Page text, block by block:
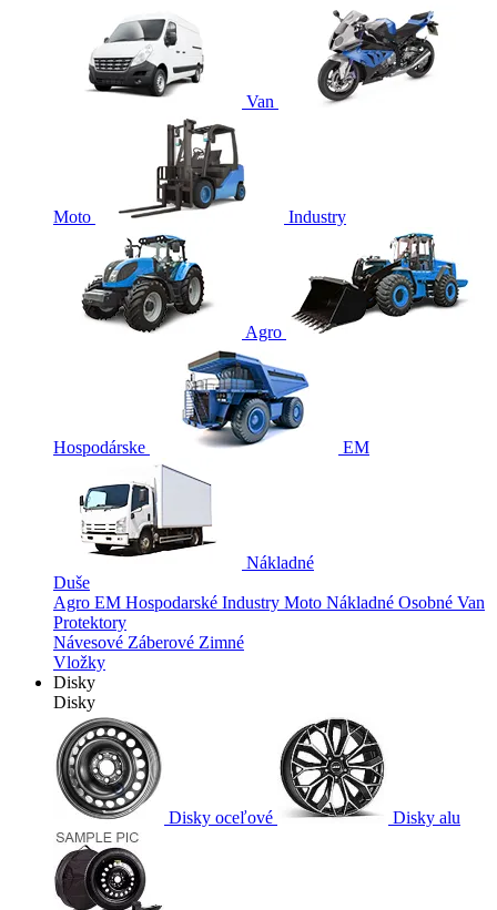
Van
Moto Industry
Agro
Hospodárske EM
Nákladné
Duše
Agro EM Hospodarské Industry Moto Nákladné Osobné Van
Protektory
Návesové Záberové Zimné
Vložky
Disky
Disky
Disky oceľové Disky alu